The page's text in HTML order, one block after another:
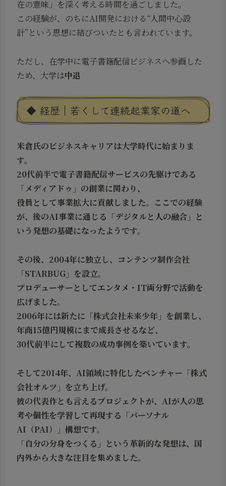
在の意味」を深く考える時間を過ごしました。
この経験が、のちにAI開発における“人間中心設
計”という思想に結びついたとも言われています。
ただし、在学中に電子書籍配信ビジネスへ参画した
ため、大学は中退
◆ 経歴｜若くして連続起業家の道へ
米倉氏のビジネスキャリアは大学時代に始まりま
す。
20代前半で電子書籍配信サービスの先駆けである
「メディアドゥ」 の創業に関わり、
役員として事業拡大に貢献しました。ここでの経験
が、後のAI事業に通じる「デジタルと人の融合」と
いう発想の基礎になったようです。
その後、2004年に独立し、 コンテンツ制作会社
「STARBUG」 を設立。
プロデューサーとしてエンタメ・IT両分野で活動を
広げました。
2006年には新たに「株式会社未来少年」を創業し、
年商15億円規模にまで成長させるなど、
30代前半にして複数の成功事例を築いています。
そして2014年、AI領域に特化したベンチャー 「株式
会社オルツ」 を立ち上げ。
彼の代表作とも言えるプロジェクトが、AIが人の思
考や個性を学習して再現する「パーソナル
AI（PAI）
」構想です。
「自分の分身をつくる」という革新的な発想は、国
内外から大きな注目を集めました。